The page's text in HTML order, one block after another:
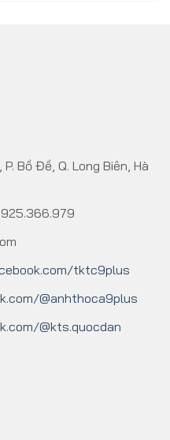
Bồ Đề, Q. Long Biên, Hà
tktc9plus
@anhthoca9plus
@kts.quocdan